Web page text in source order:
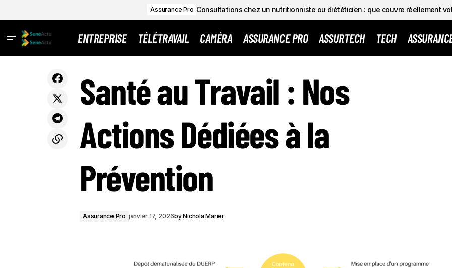
Assurance Pro Consultations chez un nutritionniste ou diététicien : que couvre réellement
ENTREPRISE TÉLÉTRAVAIL CAMÉRA ASSURANCE PRO ASSURTECH TECH
face aux enjeux actuels de l'assurance
Santé au Travail : Nos
Actions Dédiées à la
Prévention
Assurance Pro janvier 17, 2026byNichola Marier